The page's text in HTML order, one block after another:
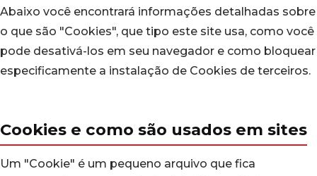
Abaixo você encontrará informações detalhadas sobre
o que são "Cookies", que tipo este site usa, como você
pode desativá-los em seu navegador e como bloquear
especificamente a instalação de Cookies de terceiros.
Cookies e como são usados em sites
Um "Cookie" é um pequeno arquivo que fica